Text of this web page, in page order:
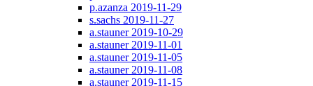
p.azanza 2019-11-29
s.sachs 2019-11-27
a.stauner 2019-10-29
a.stauner 2019-11-01
a.stauner 2019-11-05
a.stauner 2019-11-08
a.stauner 2019-11-15